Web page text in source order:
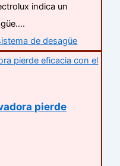
indica un
de desagüe
pierde